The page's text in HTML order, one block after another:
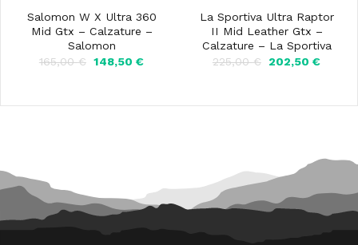
Salomon W X Ultra 360
Mid Gtx – Calzature –
Salomon
165,00€ Il
165,00 €.
148,50€Il
148,50 €.
La Sportiva Ultra Raptor
II Mid Leather Gtx –
Calzature – La Sportiva
225,00€
Il
225,00 €.
202,50€Il